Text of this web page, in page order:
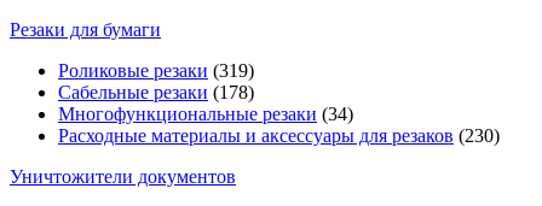
Резаки для бумаги
Роликовые резаки (319)
Сабельные резаки (178)
Многофункциональные резаки (34)
Расходные материалы и аксессуары для резаков (230)
Уничтожители документов